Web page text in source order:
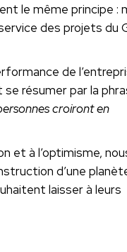
le même principe :
des projets du
de
résumer par la
croiront en
et à l’optimisme,
d’une
laisser à leurs